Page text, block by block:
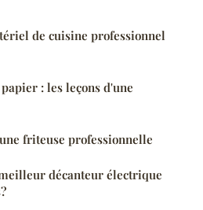
de cuisine professionnel
: les leçons d'une
friteuse professionnelle
décanteur électrique